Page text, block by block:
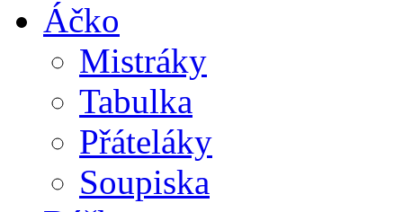
Áčko
Mistráky
Tabulka
Přáteláky
Soupiska